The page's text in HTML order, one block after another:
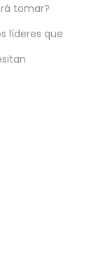
tomar?
líderes que